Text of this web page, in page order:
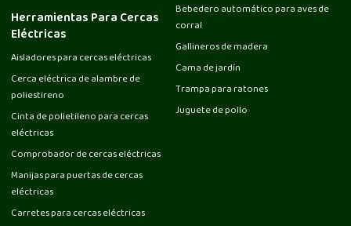
Herramientas Para Cercas
Eléctricas
Aisladores para cercas eléctricas
Cerca eléctrica de alambre de
poliestireno
Cinta de polietileno para cercas
eléctricas
Comprobador de cercas eléctricas
Manijas para puertas de cercas
eléctricas
Carretes para cercas eléctricas
Bebedero automático para aves de
corral
Gallineros de madera
Cama de jardín
Trampa para ratones
Juguete de pollo